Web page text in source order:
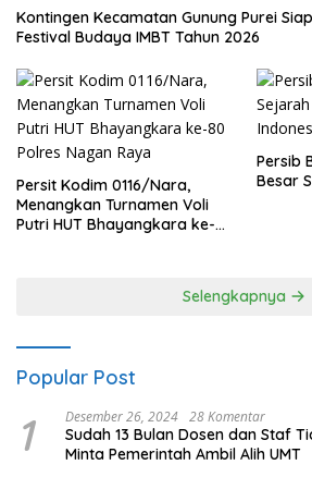
Kontingen Kecamatan Gunung Purei
Festival Budaya IMBT Tahun 2026
Persit Kodim 0116/Nara,
Menangkan Turnamen Voli
Putri HUT Bhayangkara ke-
Persib
Besar
Selengkapnya
Popular Post
1 Desember 26, 2024 28 Komentar
Sudah 13 Bulan Dosen dan Staf
Minta Pemerintah Ambil Alih UMT